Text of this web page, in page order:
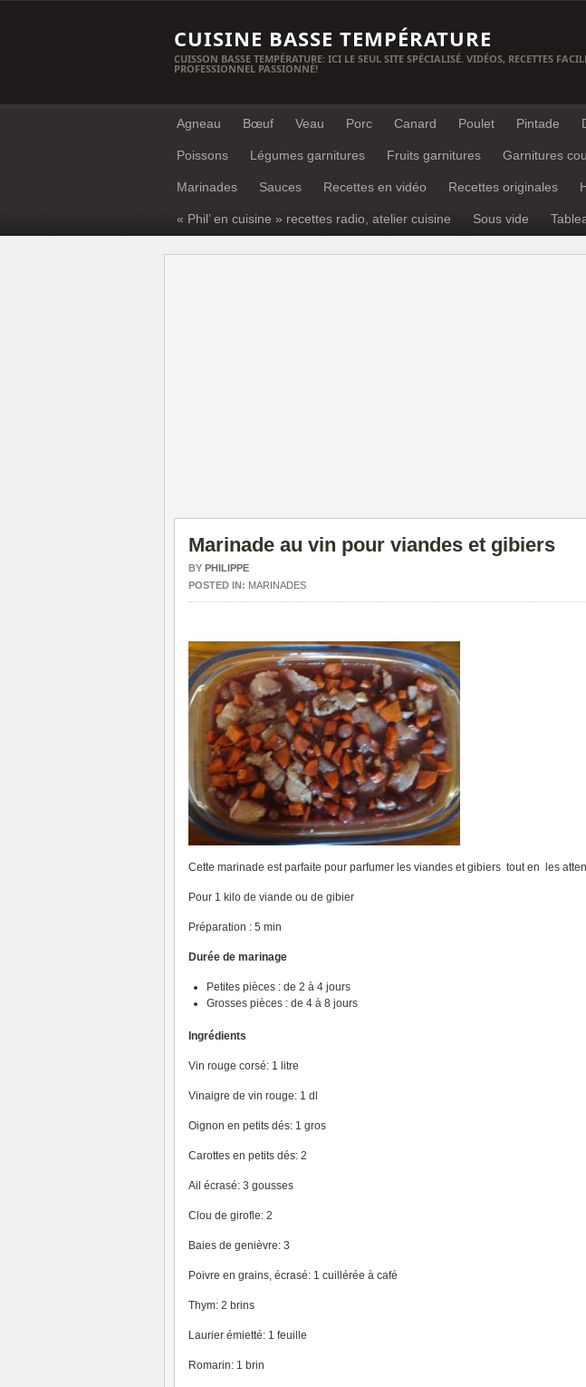
CUISINE BASSE TEMPÉRATURE
CUISSON BASSE TEMPÉRATURE: ICI LE SEUL SITE SPÉCIALISÉ. VIDÉOS, RECETTES
PROFESSIONNEL PASSIONNÉ!
Agneau Bœuf Veau Porc Canard Poulet Pintade
Poissons Légumes garnitures Fruits garnitures Garnitures
Marinades Sauces Recettes en vidéo Recettes originales
« Phil’ en cuisine » recettes radio, atelier cuisine Sous vide
Marinade au vin pour viandes et gibiers
BY PHILIPPE
POSTED IN: MARINADES
Cette marinade est parfaite pour parfumer les viandes et gibiers tout en les
Pour 1 kilo de viande ou de gibier
Préparation : 5 min
Durée de marinage
Petites pièces : de 2 à 4 jours
Grosses pièces : de 4 à 8 jours
Ingrédients
Vin rouge corsé: 1 litre
Vinaigre de vin rouge: 1 dl
Oignon en petits dés: 1 gros
Carottes en petits dés: 2
Ail écrasé: 3 gousses
Clou de girofle: 2
Baies de genièvre: 3
Poivre en grains, écrasé: 1 cuillérée à café
Thym: 2 brins
Laurier émietté: 1 feuille
Romarin: 1 brin